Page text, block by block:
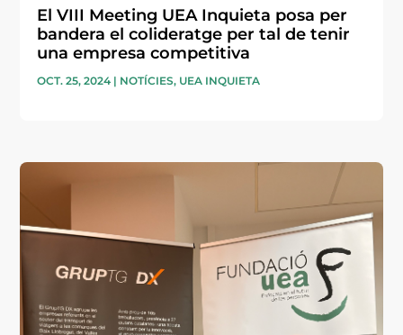
El VIII Meeting UEA Inquieta posa per
bandera el colideratge per tal de tenir
una empresa competitiva
OCT. 25, 2024 | NOTÍCIES, UEA INQUIETA